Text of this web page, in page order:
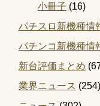
小冊子 (16)
パチスロ新機種情
パチンコ新機種情
新台評価まとめ
業界ニュース (254)